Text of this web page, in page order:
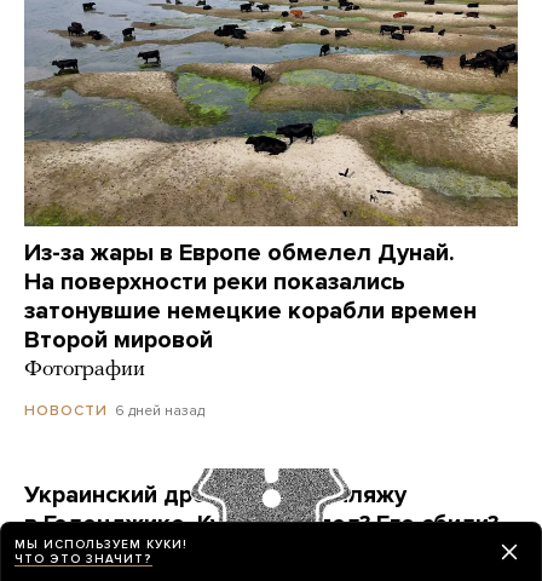
Из-за жары в Европе обмелел Дунай.
На поверхности реки показались
затонувшие немецкие корабли времен
Второй мировой
Фотографии
НОВОСТИ 6 дней назад
Украинский дрон попал по пляжу
в Геленджике. Куда он летел? Его сбили?
Точных ответов нет. Но недалеко от места
МЫ ИСПОЛЬЗУЕМ КУКИ!
ЧТО ЭТО ЗНАЧИТ?